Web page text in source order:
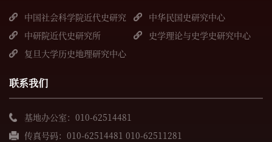
中国社会科学院近代史研究
所
中华民国史研究中心
中研院近代史研究所
史学理论与史学史研究中心
复旦大学历史地理研究中心
联系我们
基地办公室：010-62514481
传真号码：010-62514481 010-62511281